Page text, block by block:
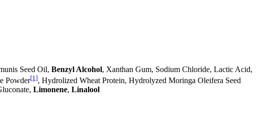
Seed Oil, Benzyl Alcohol, Xanthan Gum, Sodium Chloride, Lactic Acid,
Powder[1], Hydrolized Wheat Protein, Hydrolyzed Moringa Oleifera Seed
Limonene, Linalool